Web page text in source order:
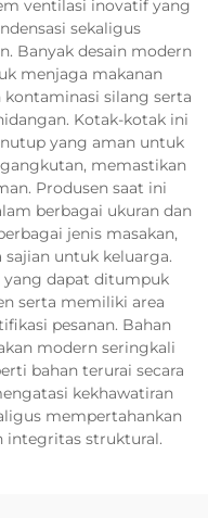
ventilasi inovatif yang
sekaligus
Banyak desain modern
menjaga makanan
silang serta
Kotak-kotak ini
yang aman untuk
memastikan
Produsen saat ini
berbagai ukuran dan
jenis masakan,
untuk keluarga.
yang dapat ditumpuk
serta memiliki area
pesanan. Bahan
modern seringkali
bahan terurai secara
kekhawatiran
mempertahankan
integritas struktural.